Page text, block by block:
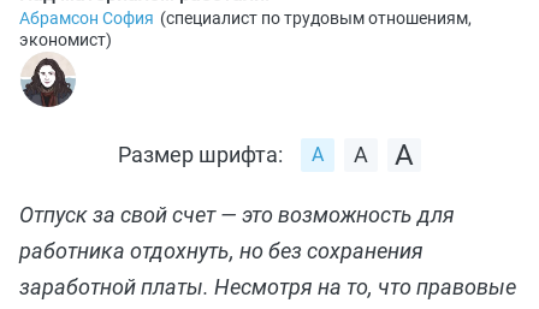
Абрамсон София (специалист по трудовым отношениям,
экономист)
Размер шрифта:
Отпуск за свой счет — это возможность для
работника отдохнуть, но без сохранения
заработной платы. Несмотря на то, что правовые